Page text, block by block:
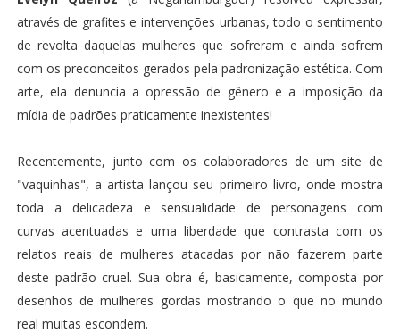
através de grafites e intervenções urbanas, todo o sentimento
de revolta daquelas mulheres que sofreram e ainda sofrem
com os preconceitos gerados pela padronização estética. Com
arte, ela denuncia a opressão de gênero e a imposição da
mídia de padrões praticamente inexistentes!
Recentemente, junto com os colaboradores de um site de
"vaquinhas", a artista lançou seu primeiro livro, onde mostra
toda a delicadeza e sensualidade de personagens com
curvas acentuadas e uma liberdade que contrasta com os
relatos reais de mulheres atacadas por não fazerem parte
deste padrão cruel. Sua obra é, basicamente, composta por
desenhos de mulheres gordas mostrando o que no mundo
real muitas escondem.